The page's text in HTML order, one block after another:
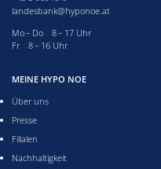
landesbank@hyponoe.at
Montag bis Donnerstag acht bis 17 Uhr
Mo – Do 8 – 17 Uhr
Freitag acht bis 16 Uhr
Fr 8 – 16 Uhr
MEINE HYPO NOE
Über uns
Presse
Filialen
Nachhaltigkeit